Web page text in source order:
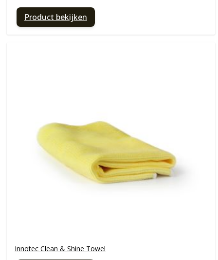
Product bekijken
Innotec Clean & Shine Towel